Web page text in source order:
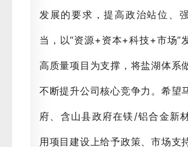
发展的要求，提高政治站位、
当，以“资源+资本+科技+市场”
高质量项目为支撑，将盐湖体系
不断提升公司核心竞争力。希望
府、含山县政府在镁/铝合金新
用项目建设上给予政策、市场支